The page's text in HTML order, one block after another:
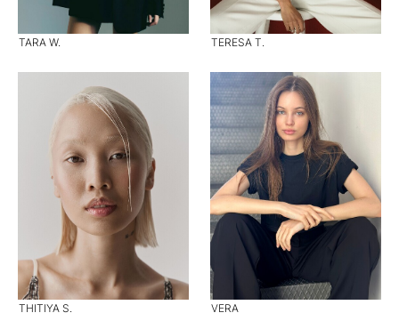
TARA W. TERESA T.
THITIYA S. VERA